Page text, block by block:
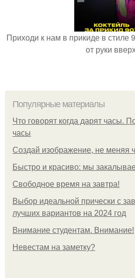
Приходи к нам в прикиде в стиле
от руки
Популярные материалы
Что говорят когда дарят часы.
часы
Создай изображение, не меняя
Быстро и красиво: мы
Свободное время на завтра!
Выбор идеальной прически с
лучших вариантов на 2024 год
Внимание студентам. Внимание!
Невестам на заметку?